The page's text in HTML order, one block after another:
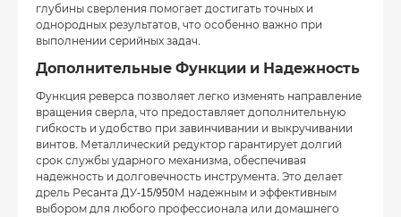
глубины сверления помогает достигать точных и
однородных результатов, что особенно важно при
выполнении серийных задач.
Дополнительные Функции и Надежность
Функция реверса позволяет легко изменять направление
вращения сверла, что предоставляет дополнительную
гибкость и удобство при завинчивании и выкручивании
винтов. Металлический редуктор гарантирует долгий
срок службы ударного механизма, обеспечивая
надежность и долговечность инструмента. Это делает
дрель Ресанта ДУ-15/950М надежным и эффективным
выбором для любого профессионала или домашнего